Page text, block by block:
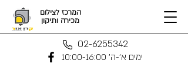
המרכז לצילום
מכירה ותיקון
02-6255342
ימים א'-ה' 10:00-16:00